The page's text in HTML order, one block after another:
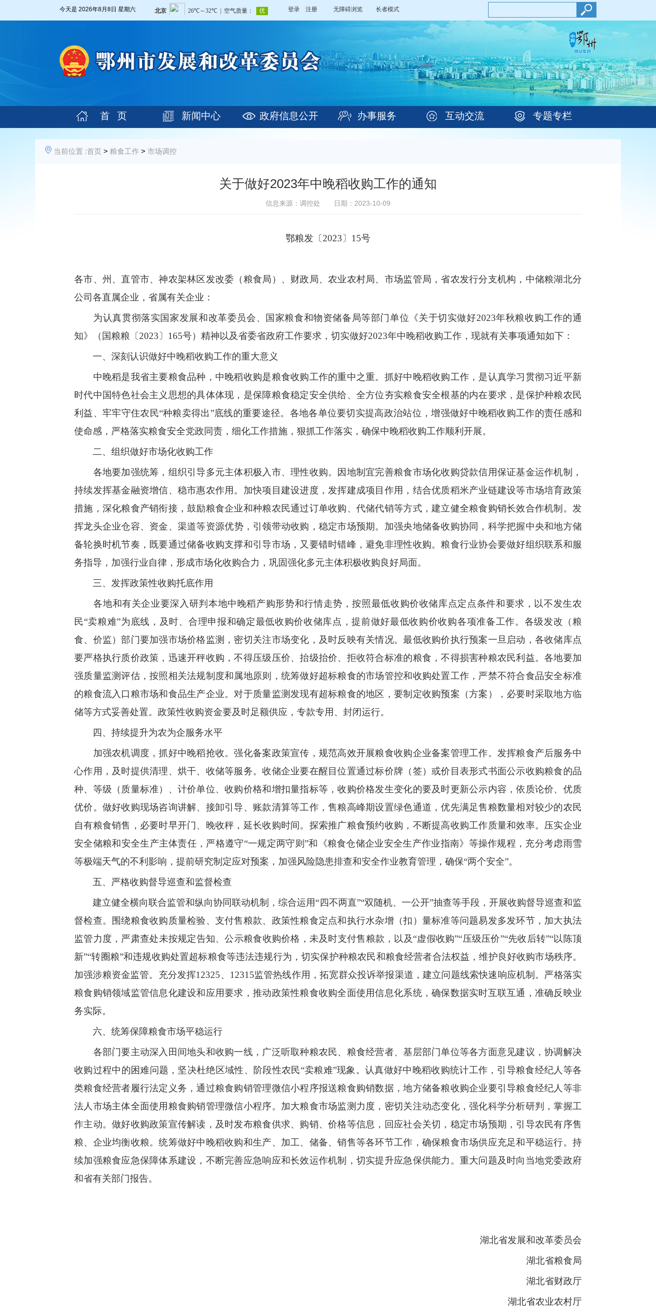
今天是 2026年8月8日 星期六 登录 注册 无障碍浏览 长者模式
首 页 新闻中心 政府信息公开 办事服务 互动交流 专题专栏
当前位置 :首页 > 粮食工作 > 市场调控
关于做好2023年中晚稻收购工作的通知
信息来源：调控处 日期：2023-10-09
鄂粮发〔2023 〕15号
各市、州、直管市、神农架林区发改委（粮食局）、财政局、农业农村局、市场监管局，省农发行分支机构，中储粮湖北分
公司各直属企业，省属有关企业：
为认真贯彻落实国家发展和改革委员会、国家粮食和物资储备局等部门单位《关于切实做好2023年秋粮收购工作的通
知》（国粮粮〔 2023 〕 165号）精神以及省委省政府工作要求，切实做好2023年中晚稻收购工作，现就有关事项通知如下：
一、深刻认识做好中晚稻收购工作的重大意义
中晚稻是我省主要粮食品种，中晚稻收购是粮食收购工作的重中之重。抓好中晚稻收购工作，是认真学习贯彻习近平新
时代中国特色社会主义思想的具体体现，是保障粮食稳定安全供给、全方位夯实粮食安全根基的内在要求，是保护种粮农民
利益、牢牢守住农民“种粮卖得出”底线的重要途径。各地各单位要切实提高政治站位，增强做好中晚稻收购工作的责任感和
使命感，严格落实粮食安全党政同责，细化工作措施，狠抓工作落实，确保中晚稻收购工作顺利开展。
二、组织做好市场化收购工作
各地要加强统筹，组织引导多元主体积极入市、理性收购。因地制宜完善粮食市场化收购贷款信用保证基金运作机制，
持续发挥基金融资增信、稳市惠农作用。加快项目建设进度，发挥建成项目作用，结合优质稻米产业链建设等市场培育政策
措施，深化粮食产销衔接，鼓励粮食企业和种粮农民通过订单收购、代储代销等方式，建立健全粮食购销长效合作机制。发
挥龙头企业仓容、资金、渠道等资源优势，引领带动收购，稳定市场预期。加强央地储备收购协同，科学把握中央和地方储
备轮换时机节奏，既要通过储备收购支撑和引导市场，又要错时错峰，避免非理性收购。粮食行业协会要做好组织联系和服
务指导，加强行业自律，形成市场化收购合力，巩固强化多元主体积极收购良好局面。
三、发挥政策性收购托底作用
各地和有关企业要深入研判本地中晚稻产购形势和行情走势，按照最低收购价收储库点定点条件和要求，以不发生农
民“卖粮难”为底线，及时、合理申报和确定最低收购价收储库点，提前做好最低收购价收购各项准备工作。各级发改（粮
食、价监）部门要加强市场价格监测，密切关注市场变化，及时反映有关情况。最低收购价执行预案一旦启动，各收储库点
要严格执行质价政策，迅速开秤收购，不得压级压价、抬级抬价、拒收符合标准的粮食，不得损害种粮农民利益。各地要加
强质量监测评估，按照相关法规制度和属地原则，统筹做好超标粮食的市场管控和收购处置工作，严禁不符合食品安全标准
的粮食流入口粮市场和食品生产企业。对于质量监测发现有超标粮食的地区，要制定收购预案（方案），必要时采取地方临
储等方式妥善处置。政策性收购资金要及时足额供应，专款专用、封闭运行。
四、持续提升为农为企服务水平
加强农机调度，抓好中晚稻抢收。强化备案政策宣传，规范高效开展粮食收购企业备案管理工作。发挥粮食产后服务中
心作用，及时提供清理、烘干、收储等服务。收储企业要在醒目位置通过标价牌（签）或价目表形式书面公示收购粮食的品
种、等级（质量标准）、计价单位、收购价格和增扣量指标等，收购价格发生变化的要及时更新公示内容，依质论价、优质
优价。做好收购现场咨询讲解、接卸引导、账款清算等工作，售粮高峰期设置绿色通道，优先满足售粮数量相对较少的农民
自有粮食销售，必要时早开门、晚收秤，延长收购时间。探索推广粮食预约收购，不断提高收购工作质量和效率。压实企业
安全储粮和安全生产主体责任，严格遵守“一规定两守则”和《粮食仓储企业安全生产作业指南》等操作规程，充分考虑雨雪
等极端天气的不利影响，提前研究制定应对预案，加强风险隐患排查和安全作业教育管理，确保“两个安全”。
五、严格收购督导巡查和监督检查
建立健全横向联合监管和纵向协同联动机制，综合运用“四不两直”“双随机、一公开”抽查等手段，开展收购督导巡查和监
督检查。围绕粮食收购质量检验、支付售粮款、政策性粮食定点和执行水杂增（扣）量标准等问题易发多发环节，加大执法
监管力度，严肃查处未按规定告知、公示粮食收购价格，未及时支付售粮款，以及“虚假收购”“压级压价”“先收后转”“以陈顶
新”“转圈粮”和违规收购处置超标粮食等违法违规行为，切实保护种粮农民和粮食经营者合法权益，维护良好收购市场秩序。
加强涉粮资金监管。充分发挥12325、 12315监管热线作用，拓宽群众投诉举报渠道，建立问题线索快速响应机制。严格落实
粮食购销领域监管信息化建设和应用要求，推动政策性粮食收购全面使用信息化系统，确保数据实时互联互通，准确反映业
务实际。
六、统筹保障粮食市场平稳运行
各部门要主动深入田间地头和收购一线，广泛听取种粮农民、粮食经营者、基层部门单位等各方面意见建议，协调解决
收购过程中的困难问题，坚决杜绝区域性、阶段性农民“卖粮难”现象。认真做好中晚稻收购统计工作，引导粮食经纪人等各
类粮食经营者履行法定义务，通过粮食购销管理微信小程序报送粮食购销数据，地方储备粮收购企业要引导粮食经纪人等非
法人市场主体全面使用粮食购销管理微信小程序。加大粮食市场监测力度，密切关注动态变化，强化科学分析研判，掌握工
作主动。做好收购政策宣传解读，及时发布粮食供求、购销、价格等信息，回应社会关切，稳定市场预期，引导农民有序售
粮、企业均衡收粮。统筹做好中晚稻收购和生产、加工、储备、销售等各环节工作，确保粮食市场供应充足和平稳运行。持
续加强粮食应急保障体系建设，不断完善应急响应和长效运作机制，切实提升应急保供能力。重大问题及时向当地党委政府
和省有关部门报告。
湖北省发展和改革委员会
湖北省粮食局
湖北省财政厅
湖北省农业农村厅